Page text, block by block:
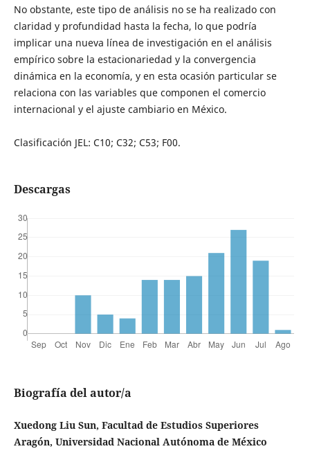
No obstante, este tipo de análisis no se ha realizado con
claridad y profundidad hasta la fecha, lo que podría
implicar una nueva línea de investigación en el análisis
empírico sobre la estacionariedad y la convergencia
dinámica en la economía, y en esta ocasión particular se
relaciona con las variables que componen el comercio
internacional y el ajuste cambiario en México.
Clasificación JEL: C10; C32; C53; F00.
Descargas
Biografía del autor/a
Xuedong Liu Sun, Facultad de Estudios Superiores
Aragón, Universidad Nacional Autónoma de México